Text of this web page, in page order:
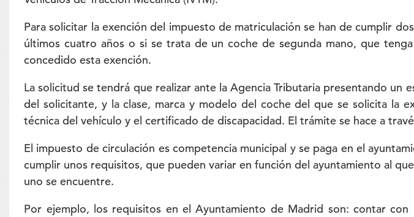
Para solicitar la exención del impuesto de matriculación se han de cumplir
últimos cuatro años o si se trata de un coche de segunda mano, que
concedido esta exención.
La solicitud se tendrá que realizar ante la Agencia Tributaria presentando
del solicitante, y la clase, marca y modelo del coche del que se solicita la
técnica del vehículo y el certificado de discapacidad. El trámite se hace a
El impuesto de circulación es competencia municipal y se paga en el
cumplir unos requisitos, que pueden variar en función del ayuntamiento al
uno se encuentre.
Por ejemplo, los requisitos en el Ayuntamiento de Madrid son: contar